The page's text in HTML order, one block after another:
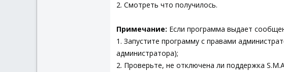
2. Смотреть что получилось.
Примечание: Если программа выдает
1. Запустите программу с правами
администратора);
2. Проверьте, не отключена ли поддержка